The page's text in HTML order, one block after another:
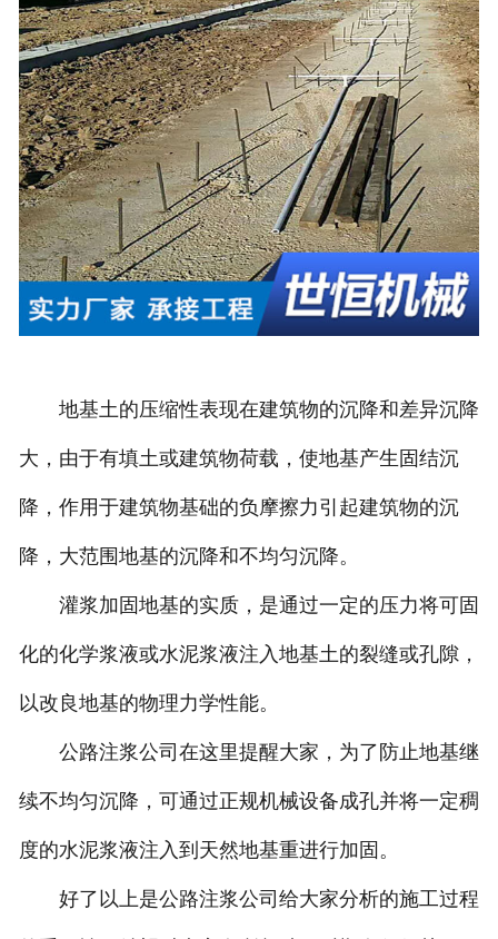
地基土的压缩性表现在建筑物的沉降和差异沉降
大，由于有填土或建筑物荷载，使地基产生固结沉
降，作用于建筑物基础的负摩擦力引起建筑物的沉
降，大范围地基的沉降和不均匀沉降。
灌浆加固地基的实质，是通过一定的压力将可固
化的化学浆液或水泥浆液注入地基土的裂缝或孔隙，
以改良地基的物理力学性能。
公路注浆公司在这里提醒大家，为了防止地基继
续不均匀沉降，可通过正规机械设备成孔并将一定稠
度的水泥浆液注入到天然地基重进行加固。
好了以上是公路注浆公司给大家分析的施工过程